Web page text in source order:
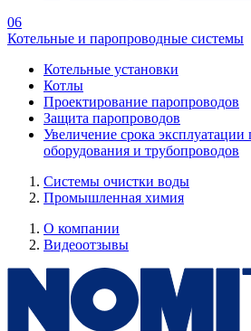
06
Котельные и паропроводные системы
Котельные установки
Котлы
Проектирование паропроводов
Защита паропроводов
Увеличение срока эксплуатации
оборудования и трубопроводов
Системы очистки воды
Промышленная химия
О компании
Видеоотзывы